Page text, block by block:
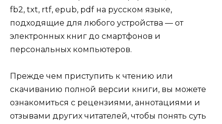
fb2, txt, rtf, epub, pdf на русском языке,
подходящие для любого устройства — от
электронных книг до смартфонов и
персональных компьютеров.
Прежде чем приступить к чтению или
скачиванию полной версии книги, вы можете
ознакомиться с рецензиями, аннотациями и
отзывами других читателей, чтобы понять суть